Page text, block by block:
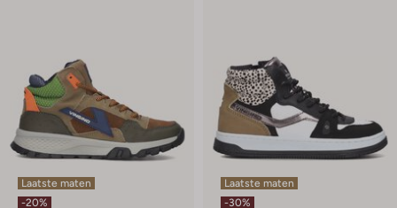
Laatste maten
-20%
Laatste maten
-30%